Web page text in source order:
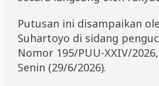
i
i
h
R
a
Putusan ini disampaikan
Suhartoyo di sidang
Nomor 195/PUU-XXIV/
Senin (29/6/2026).